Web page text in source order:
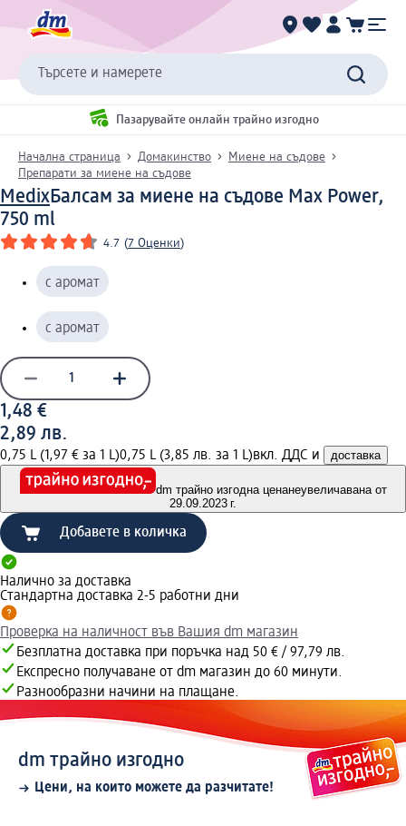
Търсете и намерете
Пазарувайте онлайн трайно изгодно
Начална страница Домакинство
Миене на съдове
Препарати за миене на съдове
MedixБалсам за миене на съдове Max Power,
750 ml
4.7 (7 Оценки)
с аромат
с аромат
1,48 €
2,89 лв.
0,75 L (1,97 € за 1 L)0,75 L (3,85 лв. за 1 L)вкл. ДДС и доставка
dm трайно изгодна ценанеувеличавана от
29.09.2023 г.
Добавете в количка
Налично за доставка
Стандартна доставка 2-5 работни дни
Проверка на наличност във Вашия dm магазин
Безплатна доставка при поръчка над 50 € / 97,79 лв.
Експресно получаване от dm магазин до 60 минути.
Разнообразни начини на плащане.
dm трайно изгодно
Цени, на които можете да разчитате!